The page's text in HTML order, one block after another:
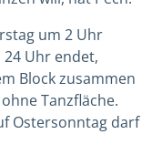
um 2 Uhr
Uhr endet,
Block zusammen
Tanzfläche.
Ostersonntag darf